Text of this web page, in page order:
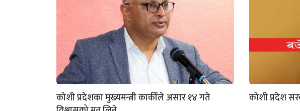
कोशी प्रदेशका मुख्यमन्त्री कार्कीले असार १४ गते
कोशी प्रदेश